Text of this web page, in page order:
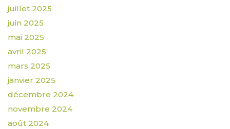
juillet 2025
juin 2025
mai 2025
avril 2025
mars 2025
janvier 2025
décembre 2024
novembre 2024
août 2024